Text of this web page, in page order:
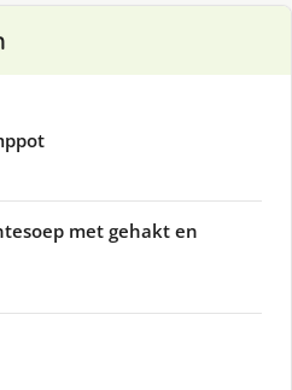
met gehakt en